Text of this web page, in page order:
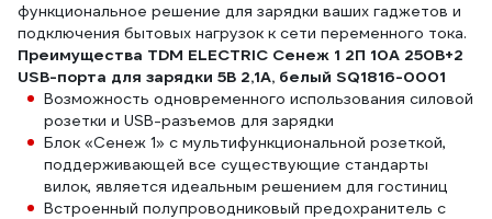
функциональное решение для зарядки ваших гаджетов и
подключения бытовых нагрузок к сети переменного тока.
Преимущества TDM ELECTRIC Сенеж 1 2П 10А 250В+2
USB-порта для зарядки 5В 2,1А, белый SQ1816-0001
Возможность одновременного использования силовой
розетки и USB-разъемов для зарядки
Блок «Сенеж 1» с мультифункциональной розеткой,
поддерживающей все существующие стандарты
вилок, является идеальным решением для гостиниц
Встроенный полупроводниковый предохранитель с